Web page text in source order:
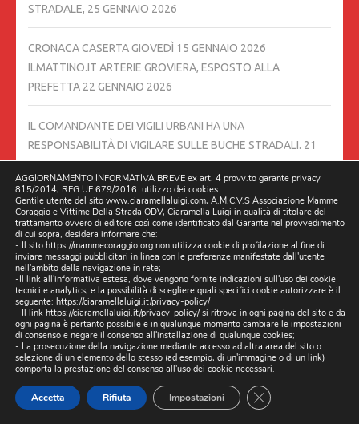
STRADALE, 25 GENNAIO 2026
CRONACA CASERTA GIOVEDÌ 15 GENNAIO 2026
ILMATTINO.IT ARTERIE GROVIERA, ESPOSTO ALLA
PREFETTA 22 GENNAIO 2026
IL COMANDANTE DEI VIGILI URBANI HA UNA
RESPONSABILITÀ DI VIGILARE SULLE BUCHE STRADALI. 21
GENNAIO 2026
𝐔𝐧 𝐦𝐞𝐬𝐬𝐚𝐠𝐠𝐢𝐨 𝐜𝐡𝐞 𝐯𝐚 𝐨𝐥𝐭𝐫𝐞 𝐢𝐥 𝐍𝐚𝐭𝐚𝐥𝐞, 𝐮𝐧 𝐢𝐦𝐩𝐞𝐠𝐧𝐨 𝐜𝐡𝐞 𝐜𝐨𝐧𝐭𝐢𝐧𝐮𝐚
𝐭𝐮𝐭𝐭𝐨 𝐥’𝐚𝐧𝐧𝐨18 GENNAIO 2026
RINGRAZIAMO CITTÀ METROPOLITANA PER AVERCI RESO
PARTECIPI ASSIEME A TANTE ALTRE REALTÀ, COME
ASSOCIAZIONE MAMME CORAGGIO E VITTIME DELLA
STRADA…….17 GENNAIO 2026
UNA MIA INTERVISTA SU IL MATTINO DI NAPOLI 13/01/2026
AGGIORNAMENTO INFORMATIVA BREVE ex art. 4 provv.to garante privacy
815/2014, REG UE 679/2016. utilizzo dei cookies.
Gentile utente del sito www.ciaramellaluigi.com, A.M.C.V.S Associazione Mamme
Coraggio e Vittime Della Strada ODV, Ciaramella Luigi in qualità di titolare del
trattamento ovvero di editore così come identificato dal Garante nel provvedimento
di cui sopra, desidera informare che:
- Il sito https://mammecoraggio.org non utilizza cookie di profilazione al fine di
inviare messaggi pubblicitari in linea con le preferenze manifestate dall'utente
nell'ambito della navigazione in rete;
-Il link all'informativa estesa, dove vengono fornite indicazioni sull'uso dei cookie
tecnici e analytics, e la possibilità di scegliere quali specifici cookie autorizzare è il
seguente: https://ciaramellaluigi.it/privacy-policy/
- Il link https://ciaramellaluigi.it/privacy-policy/si ritrova in ogni pagina del sito e da
ogni pagina è pertanto possibile e in qualunque momento cambiare le impostazioni
di consenso e negare il consenso all'installazione di qualunque cookies;
- La prosecuzione della navigazione mediante accesso ad altra area del sito o
selezione di un elemento dello stesso (ad esempio, di un'immagine o di un link)
comporta la prestazione del consenso all'uso dei cookie necessari.
Accetta Rifiuta Impostazioni CLOSE GDPR